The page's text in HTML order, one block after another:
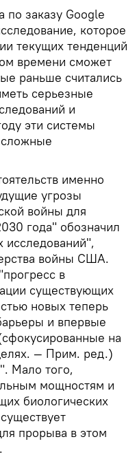
по заказу Google
которое
текущих тенденций
времени сможет
раньше считались
серьезные
и
эти системы
сложные
именно
угрозы
войны для
года" обозначил
войны США.
в
существующих
новых теперь
и впервые
на
— Прим. ред.)
Мало того,
мощностям и
биологических
прорыва в этом